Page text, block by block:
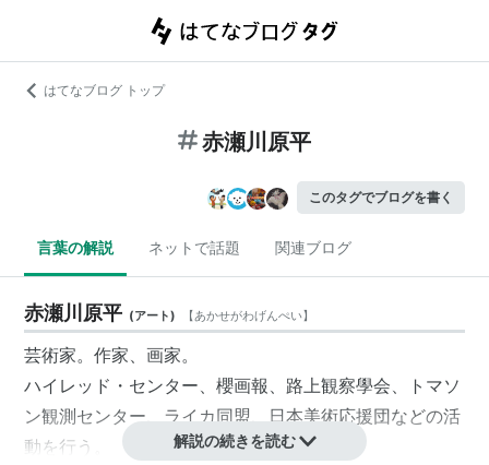
はてなブログ トップ
赤瀬川原平
このタグでブログを書く
言葉の解説 ネットで話題 関連ブログ
赤瀬川原平 (アート) 【あかせがわげんぺい】
芸術家。作家、画家。
ハイレッド・センター、櫻画報 、 路上観察學会、
トマソ
ン観測センター、ライカ同盟、日本美術応援団などの活
動を行う。
解説の続きを読む